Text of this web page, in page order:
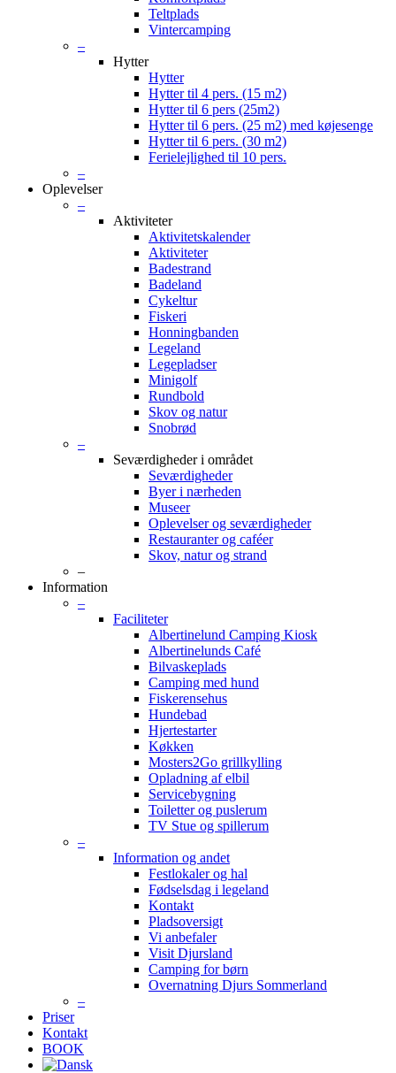
Teltplads
Vintercamping
–
Hytter
Hytter
Hytter til 4 pers. (15 m2)
Hytter til 6 pers (25m2)
Hytter til 6 pers. (25 m2) med køjesenge
Hytter til 6 pers. (30 m2)
Ferielejlighed til 10 pers.
–
Oplevelser
–
Aktiviteter
Aktivitetskalender
Aktiviteter
Badestrand
Badeland
Cykeltur
Fiskeri
Honningbanden
Legeland
Legepladser
Minigolf
Rundbold
Skov og natur
Snobrød
–
Seværdigheder i området
Seværdigheder
Byer i nærheden
Museer
Oplevelser og seværdigheder
Restauranter og caféer
Skov, natur og strand
–
Information
–
Faciliteter
Albertinelund Camping Kiosk
Albertinelunds Café
Bilvaskeplads
Camping med hund
Fiskerensehus
Hundebad
Hjertestarter
Køkken
Mosters2Go grillkylling
Opladning af elbil
Servicebygning
Toiletter og puslerum
TV Stue og spillerum
–
Information og andet
Festlokaler og hal
Fødselsdag i legeland
Kontakt
Pladsoversigt
Vi anbefaler
Visit Djursland
Camping for børn
Overnatning Djurs Sommerland
–
Priser
Kontakt
BOOK